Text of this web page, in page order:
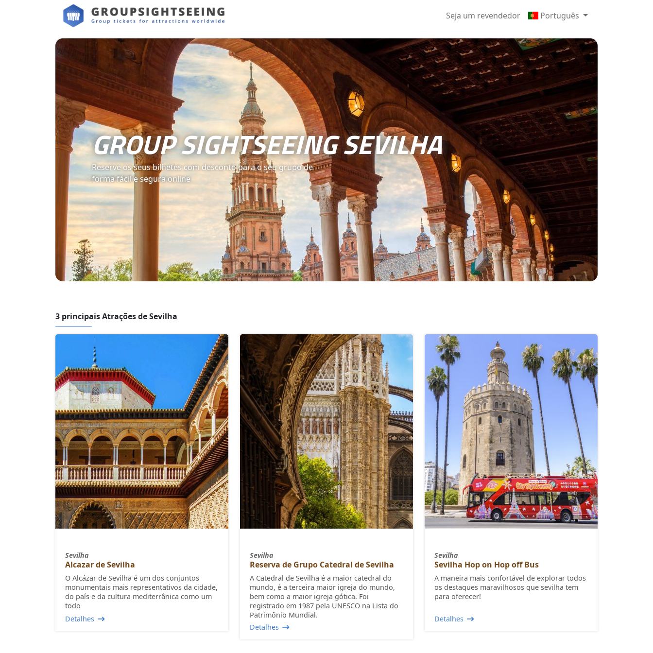
Seja um revendedor Português
GROUP SIGHTSEEING SEVILHA
Reserve os seus bilhetes com desconto para o seu grupo de
forma fácil e segura online
3 principais Atrações de Sevilha
Sevilha
Alcazar de Sevilha
O Alcázar de Sevilha é um dos conjuntos
monumentais mais representativos da cidade,
do país e da cultura mediterrânica como um
todo
Detalhes
Sevilha
Reserva de Grupo Catedral de Sevilha
A Catedral de Sevilha é a maior catedral do
mundo, é a terceira maior igreja do mundo,
bem como a maior igreja gótica. Foi
registrado em 1987 pela UNESCO na Lista do
Patrimônio Mundial.
Detalhes
Sevilha
Sevilha Hop on Hop off Bus
A maneira mais confortável de explorar todos
os destaques maravilhosos que sevilha tem
para oferecer!
Detalhes